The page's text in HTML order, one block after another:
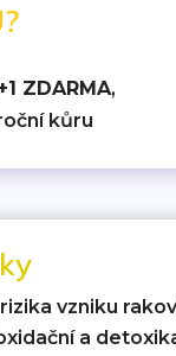
ZDARMA,
kůru
vzniku
a